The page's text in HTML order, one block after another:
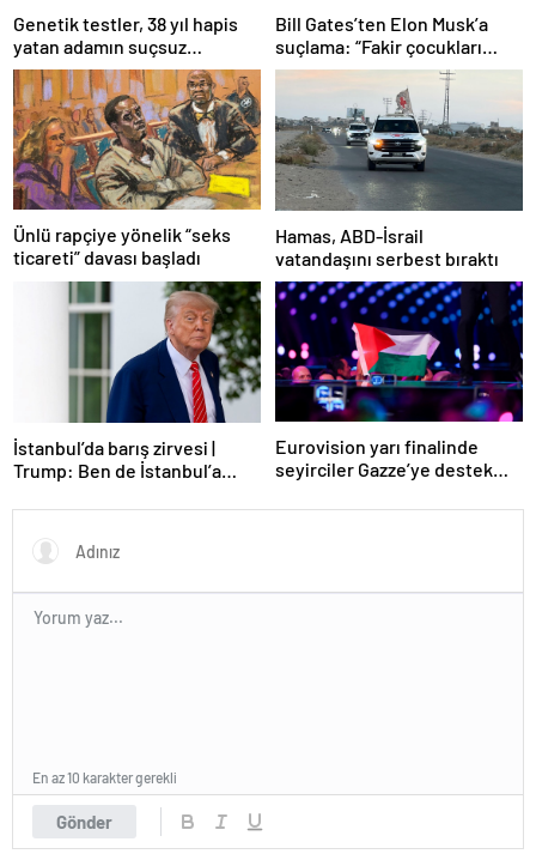
Genetik testler, 38 yıl hapis
yatan adamın suçsuz
olduğunu ortaya çıkardı
Bill Gates’ten Elon Musk’a
suçlama: “Fakir çocukları
öldürdü”
Ünlü rapçiye yönelik “seks
ticareti” davası başladı
Hamas, ABD-İsrail
vatandaşını serbest bıraktı
İstanbul’da barış zirvesi |
Trump: Ben de İstanbul’a
Eurovision yarı finalinde
seyirciler Gazze’ye destek
Gönder
En az 10 karakter gerekli